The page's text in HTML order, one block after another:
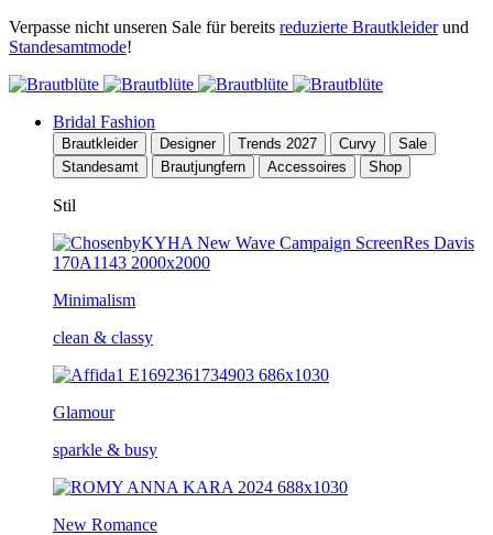
Verpasse nicht unseren Sale für bereits reduzierte Brautkleiderund
Standesamtmode!
Bridal Fashion
Brautkleider Designer Trends 2027 Curvy
Sale
Standesamt
Brautjungfern Accessoires Shop
Stil
Minimalism
clean & classy
Glamour
sparkle & busy
New Romance